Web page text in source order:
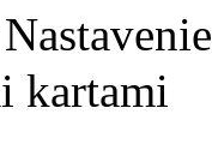
kartami